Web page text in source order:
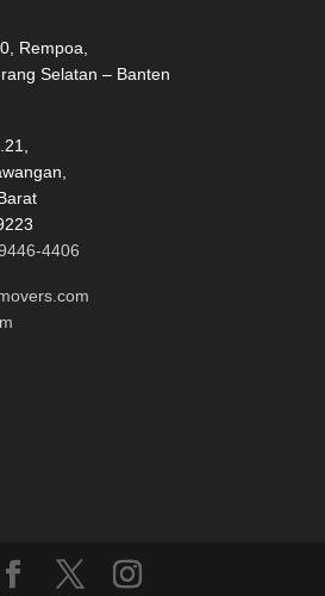
Rempoa,
Selatan – Banten
4406